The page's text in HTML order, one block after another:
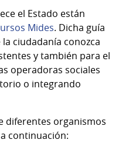
el Estado están
Mides. Dicha guía
ciudadanía conozca
y también para el
operadoras sociales
o integrando
diferentes organismos
continuación: